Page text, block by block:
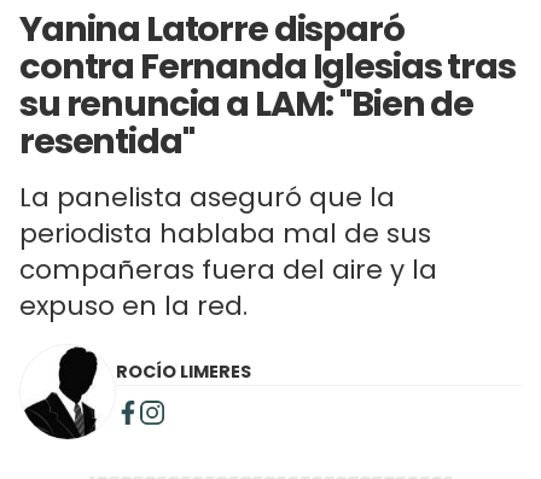
Yanina Latorre disparó
contra Fernanda Iglesias tras
su renuncia a LAM: "Bien de
resentida"
La panelista aseguró que la
periodista hablaba mal de sus
compañeras fuera del aire y la
expuso en la red.
ROCÍO LIMERES